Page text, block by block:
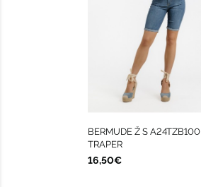
BERMUDE Ž S A24TZB100
TRAPER
16,50€